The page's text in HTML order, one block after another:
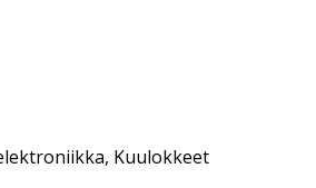
, Kuulokkeet